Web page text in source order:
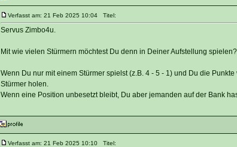
Verfasst am: 21 Feb 2025 10:04 Titel:
Servus Zimbo4u.
Mit wie vielen Stürmern möchtest Du denn in Deiner Aufstellung spielen?
Wenn Du nur mit einem Stürmer spielst (z.B. 4 - 5 - 1) und Du die
Stürmer holen.
Wenn eine Position unbesetzt bleibt, Du aber jemanden auf der Bank
Verfasst am: 21 Feb 2025 10:10 Titel: